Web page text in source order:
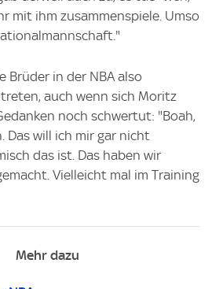
mit ihm zusammenspiele. Umso
Brüder in der NBA also
auch wenn sich Moritz
noch schwertut: "Boah,
Das will ich mir gar nicht
das ist. Das haben wir
Vielleicht mal im Training
Mehr dazu